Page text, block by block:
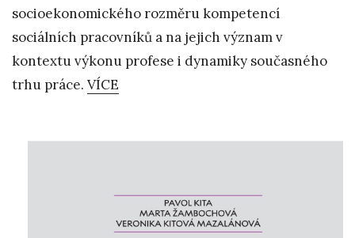
socioekonomického rozměru kompetencí
sociálních pracovníků a na jejich význam v
kontextu výkonu profese i dynamiky současného
trhu práce. VÍCE